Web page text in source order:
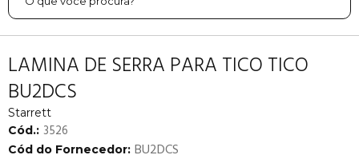
LAMINA DE SERRA PARA TICO TICO
BU2DCS
Starrett
Cód.: 3526
Cód do Fornecedor: BU2DCS